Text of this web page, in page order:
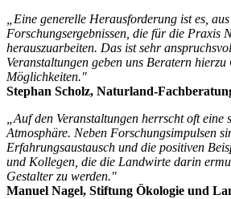
„Eine generelle Herausforderung ist es,
Forschungsergebnissen, die für die Praxis
herauszuarbeiten. Das ist sehr
Veranstaltungen geben uns Beratern hierzu
Möglichkeiten."
Stephan Scholz, Naturland-
„Auf den Veranstaltungen herrscht oft eine
Atmosphäre. Neben Forschungsimpulsen
Erfahrungsaustausch und die positiven
und Kollegen, die die Landwirte darin
Gestalter zu werden."
Manuel Nagel, Stiftung Ökologie und